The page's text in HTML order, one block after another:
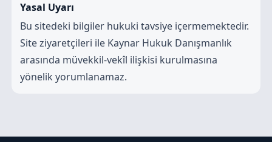
Yasal Uyarı
Bu sitedeki bilgiler hukuki tavsiye içermemektedir.
Site ziyaretçileri ile Kaynar Hukuk Danışmanlık
arasında müvekkil-vekîl ilişkisi kurulmasına
yönelik yorumlanamaz.